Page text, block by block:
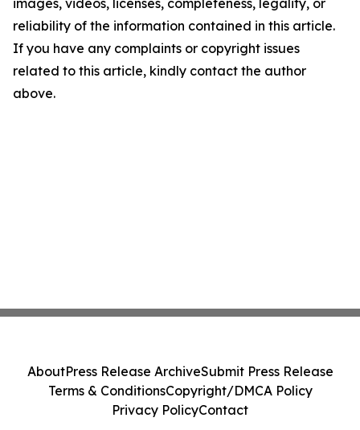
images, videos, licenses, completeness, legality, or
reliability of the information contained in this article.
If you have any complaints or copyright issues
related to this article, kindly contact the author
above.
AboutPress Release ArchiveSubmit Press Release
Terms & ConditionsCopyright/DMCA Policy
Privacy PolicyContact